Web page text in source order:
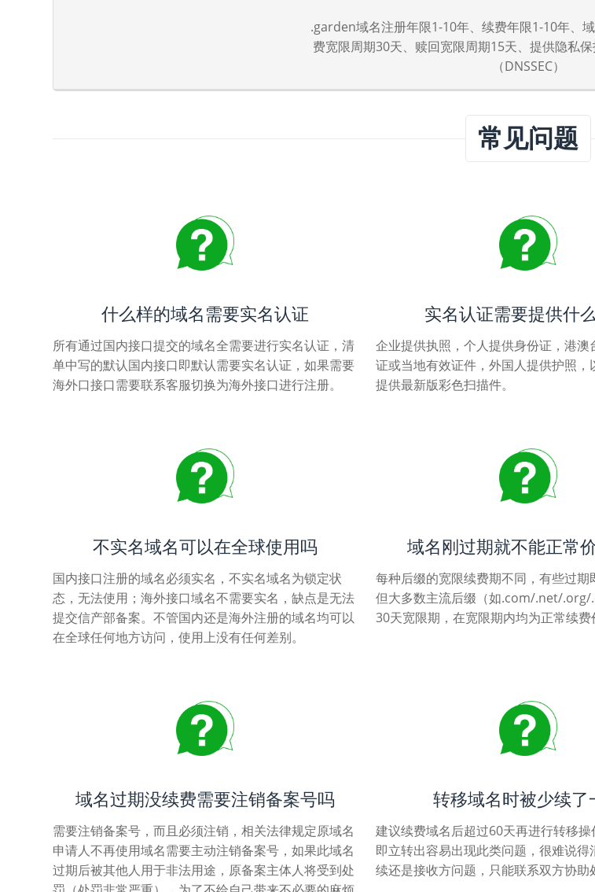
.garden域名注册年限1-10年、续费年限1-10年、
费宽限周期30天、赎回宽限周期15天、提供隐私
（DNSSEC）
常见问题
什么样的域名需要实名认证
所有通过国内接口提交的域名全需要进行实名认证，清
单中写的默认国内接口即默认需要实名认证，如果需要
海外口接口需要联系客服切换为海外接口进行注册。
实名认证需要提供什
企业提供执照，个人提供身份证，港澳
证或当地有效证件，外国人提供护照，
提供最新版彩色扫描件。
不实名域名可以在全球使用吗
国内接口注册的域名必须实名，不实名域名为锁定状
态，无法使用；海外接口域名不需要实名，缺点是无法
提交信产部备案。不管国内还是海外注册的域名均可以
在全球任何地方访问，使用上没有任何差别。
域名刚过期就不能正常
每种后缀的宽限续费期不同，有些过期
但大多数主流后缀（如.com/.net/.org/
30天宽限期，在宽限期内均为正常续费
域名过期没续费需要注销备案号吗
需要注销备案号，而且必须注销，相关法律规定原域名
申请人不再使用域名需要主动注销备案号，如果此域名
过期后被其他人用于非法用途，原备案主体人将受到处
转移域名时被少续了
建议续费域名后超过60天再进行转移操
即立转出容易出现此类问题，很难说得
续还是接收方问题，只能联系双方协助